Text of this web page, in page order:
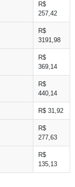
R$
257,42
R$
3191,98
R$
369,14
R$
440,14
R$ 31,92
R$
277,63
R$
135,13